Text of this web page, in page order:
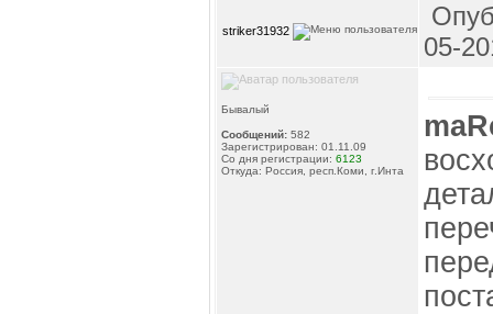
striker31932
05-
Бывалый
Сообщений: 582
Зарегистрирован: 01.11.09
Со дня регистрации: 6123
Откуда: Россия, респ.Коми, г.Инта